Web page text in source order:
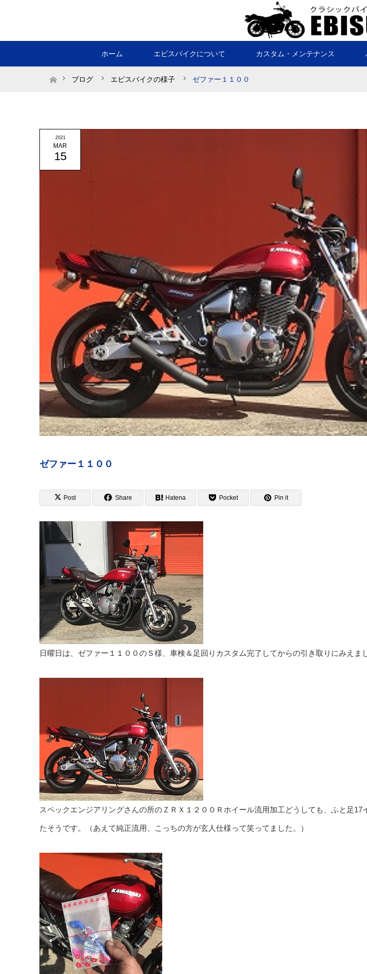
ホーム エビスバイクについて カスタム・メンテナンス
ホームブログ エビスバイクの様子 ゼファー１１００
2021
MAR
15
ゼファー１１００
Post Share Hatena Pocket Pin it
日曜日は、ゼファー１１００のＳ様、車検＆足回りカスタム完了してからの引き取りにみえま
スペックエンジアリングさんの所のＺＲＸ１２００Ｒホイール流用加工どうしても、ふと足17
たそうです。（あえて純正流用、こっちの方が玄人仕様って笑ってました。）